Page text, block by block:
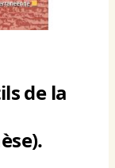
de la